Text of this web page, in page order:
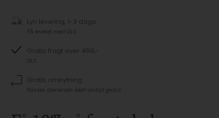
Lyn levering, 1-3 dage
Få leveret med GLS
Gratis fragt over 499,-
GLS
Gratis ombytning
Passer størrelsen ikke? ombyt gratis